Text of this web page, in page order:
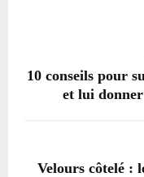
10 conseils pour
et lui
Velours côtelé :